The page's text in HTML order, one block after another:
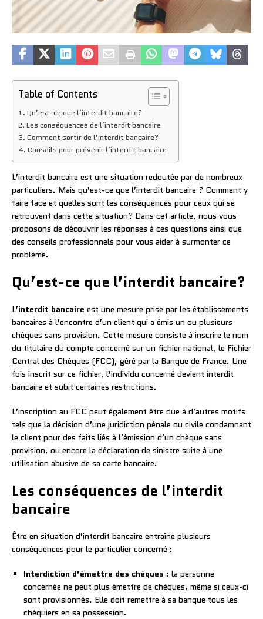
Table of Contents
Qu’est-ce que l’interdit bancaire?
Les conséquences de l’interdit bancaire
Comment sortir de l’interdit bancaire?
Conseils pour prévenir l’interdit bancaire
L’interdit bancaire est une situation redoutée par de nombreux
particuliers. Mais qu’est-ce que l’interdit bancaire ? Comment y
faire face et quelles sont les conséquences pour ceux qui se
retrouvent dans cette situation? Dans cet article, nous vous
proposons de découvrir les réponses à ces questions ainsi que
des conseils professionnels pour vous aider à surmonter ce
problème.
Qu’est-ce que l’interdit bancaire?
L’interdit bancaire est une mesure prise par les établissements
bancaires à l’encontre d’un client qui a émis un ou plusieurs
chèques sans provision. Cette mesure consiste à inscrire le nom
du titulaire du compte concerné sur un fichier national, le Fichier
Central des Chèques (FCC), géré par la Banque de France. Une
fois inscrit sur ce fichier, l’individu concerné devient interdit
bancaire et subit certaines restrictions.
L’inscription au FCC peut également être due à d’autres motifs
tels que la décision d’une juridiction pénale ou civile condamnant
le client pour des faits liés à l’émission d’un chèque sans
provision, ou encore la déclaration de sinistre suite à une
utilisation abusive de sa carte bancaire.
Les conséquences de l’interdit
bancaire
Être en situation d’interdit bancaire entraîne plusieurs
conséquences pour le particulier concerné :
Interdiction d’émettre des chèques : la personne
concernée ne peut plus émettre de chèques, même si ceux-ci
sont provisionnés. Elle doit remettre à sa banque tous les
chéquiers en sa possession.